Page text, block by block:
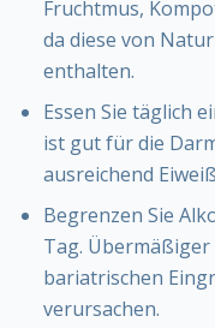
Fruchtmus,
da diese von
enthalten.
Essen Sie täglich
ist gut für die
ausreichend
Begrenzen Sie
Tag.
bariatrischen
verursachen.